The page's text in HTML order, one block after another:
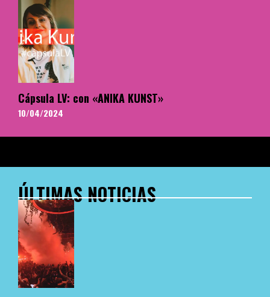
Cápsula LV: con «ANIKA KUNST»
10/04/2024
ÚLTIMAS NOTICIAS